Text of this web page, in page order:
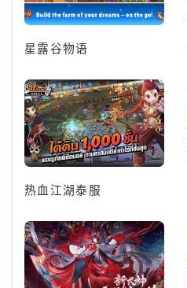
星露谷物语
热血江湖泰服